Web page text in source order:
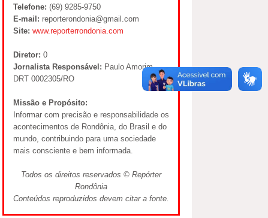
Telefone: (69) 9285-9750
E-mail: reporterondonia@gmail.com
Site: www.reporterrondonia.com
Diretor: 0
Jornalista Responsável: Paulo Amorim –
DRT 0002305/RO
Missão e Propósito:
Informar com precisão e responsabilidade os
acontecimentos de Rondônia, do Brasil e do
mundo, contribuindo para uma sociedade
mais consciente e bem informada.
Todos os direitos reservados © Repórter
Rondônia
Conteúdos reproduzidos devem citar a fonte.